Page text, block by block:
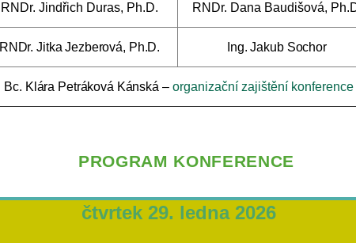
RNDr. Jindřich Duras, Ph.D. RNDr. Dana Baudišová,
RNDr. Jitka Jezberová, Ph.D. Ing. Jakub Sochor
Bc. Klára Petráková Kánská – organizační zajištění konference
PROGRAM KONFERENCE
čtvrtek 29. ledna 2026